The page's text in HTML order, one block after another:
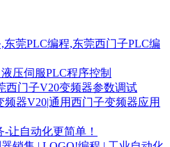
莞PLC编程,东莞西门子PLC编
压伺服PLC程序控制
西门子V20变频器参数调试
器V20|通用西门子变频器应用
让自动化更简单！